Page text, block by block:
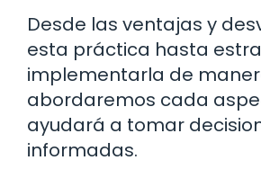
Desde las ventajas y
esta práctica hasta
implementarla de
abordaremos cada
ayudará a tomar
informadas.